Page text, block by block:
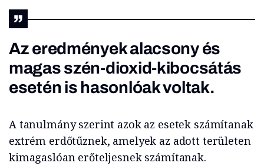
Az eredmények alacsony és
magas szén-dioxid-kibocsátás
esetén is hasonlóak voltak.
A tanulmány szerint azok az esetek számítanak
extrém erdőtűznek, amelyek az adott területen
kimagaslóan erőteljesnek számítanak.